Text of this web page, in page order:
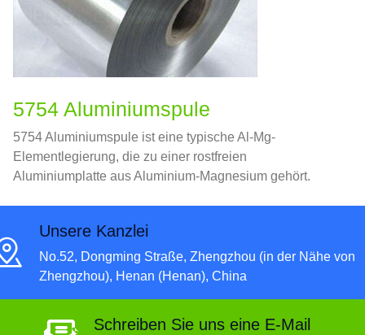
5754 Aluminiumspule
5754 Aluminiumspule ist eine typische Al-Mg-
Elementlegierung, die zu einer rostfreien
Aluminiumplatte aus Aluminium-Magnesium gehört.
Unsere Kanzlei
No.52, Dongming Straße, Zhengzhou (in der Nähe von
Zhengzhou), Henan (Henan), China
Schreiben Sie uns eine E-Mail